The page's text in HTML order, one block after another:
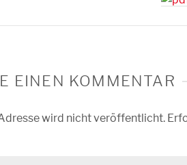
EINEN KOMMENTAR
wird nicht veröffentlicht.